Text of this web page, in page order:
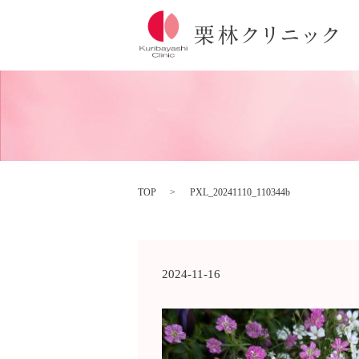
TOP PXL_20241110_110344b
2024-11-16